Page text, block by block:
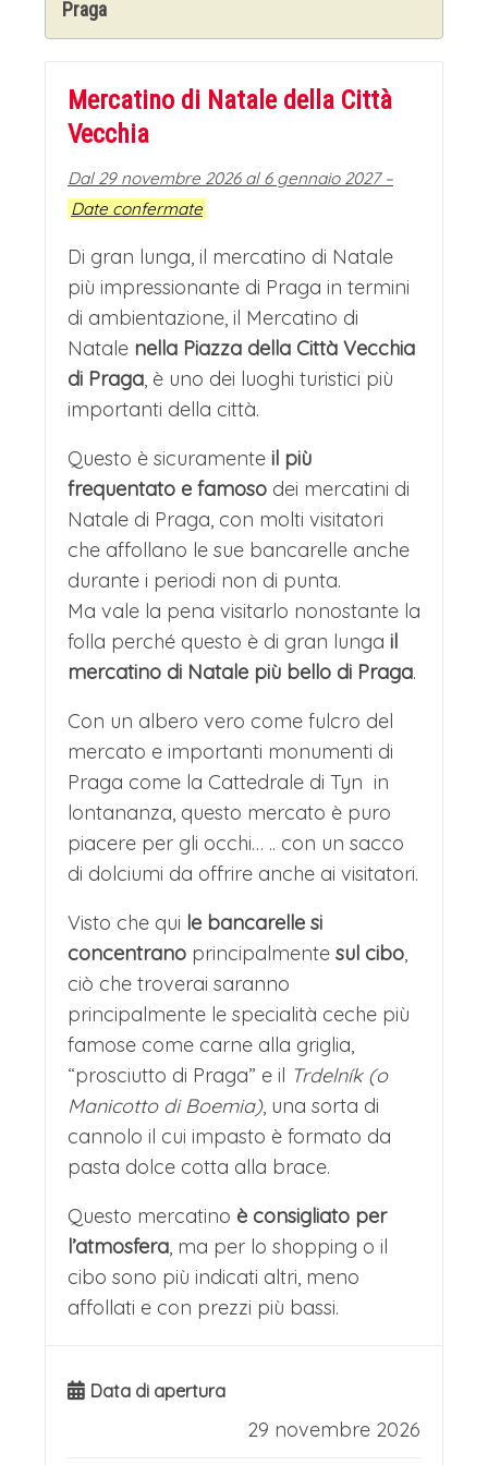
specchiano nelle acque. La Moldava
anche un elemento culturale
fondamentale: ha ispirato il poema
sinfonico "La Moldava" di Bedřich
Smetana, diventando simbolo
dell'identità nazionale. Lungo le sue
sponde, parchi, scalinate e ristoranti
galleggianti offrono angoli di quiete e
prospettive sempre nuove sulla "Città
delle Cento Guglie", rendendo il fiume
scoprire l'essenza più autentica e
romantica di Praga.
- Per chi lo desidera è inoltre prevista
una visita facoltativa alla birreria di
Praga e gustarsi le prelibatezze
gastronomiche locali accompagnate
Mercatini di Natale Praga, i Mercatini delle
Cento Torri: Giorno 3
COLAZIONE IN HOTEL
Colazione in hotel.
Tempo libero a disposizione per visite
individuali alla scoperta della città e dei
suoi monumenti e attrazioni, come il
quartiere ebraico o la Casa Danzante,
e per concedersi dello shopping nelle
vie del centro.
La “Città delle Cento Torri” svela il suo
fascino senza tempo attraverso i ponti
storici, come il celebre Ponte Carlo,
adornato di statue barocche e sempre
animato da artisti e turisti, che collega
Questo complesso monumentale,
visibile da ogni angolo della città,
Praga
Mercatino di Natale della Città
Vecchia
Dal 29 novembre 2026 al 6 gennaio 2027 –
Date confermate
Di gran lunga, il mercatino di Natale
più impressionante di Praga in termini
di ambientazione, il Mercatino di
Natale nella Piazza della Città Vecchia
di Praga, è uno dei luoghi turistici più
importanti della città.
Questo è sicuramente il più
frequentato e famoso dei mercatini di
Natale di Praga, con molti visitatori
che affollano le sue bancarelle anche
durante i periodi non di punta.
Ma vale la pena visitarlo nonostante la
folla perché questo è di gran lunga il
mercatino di Natale più bello di Praga.
Con un albero vero come fulcro del
mercato e importanti monumenti di
Praga come la Cattedrale di Tyn in
lontananza, questo mercato è puro
piacere per gli occhi… .. con un sacco
di dolciumi da offrire anche ai visitatori.
Visto che qui le bancarelle si
concentrano principalmente sul cibo,
ciò che troverai saranno
principalmente le specialità ceche più
famose come carne alla griglia,
“prosciutto di Praga” e il Trdelník (o
Manicotto di Boemia), una sorta di
cannolo il cui impasto è formato da
pasta dolce cotta alla brace.
Questo mercatino è consigliato per
l’atmosfera, ma per lo shopping o il
cibo sono più indicati altri, meno
affollati e con prezzi più bassi.
Data di apertura
29 novembre 2026